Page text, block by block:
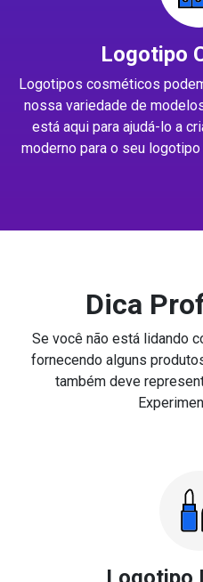
Logotipo
Logotipos cosméticos
nossa variedade de
está aqui para ajudá-lo a
moderno para o seu
Dica
Se você não está lidando
fornecendo alguns
também deve